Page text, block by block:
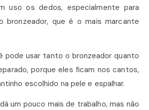
uso os dedos, especialmente para
bronzeador, que é o mais marcante
pode usar tanto o bronzeador quanto
porque eles ficam nos cantos,
escolhido na pele e espalhar.
um pouco mais de trabalho, mas não